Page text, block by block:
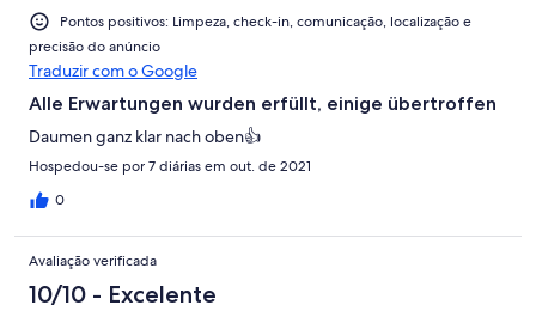
Pontos positivos: Limpeza, check-in, comunicação, localização e
precisão do anúncio
Traduzir com o Google
Alle Erwartungen wurden erfüllt, einige übertroffen
Daumen ganz klar nach oben👍
Hospedou-se por 7 diárias em out. de 2021
0
Avaliação verificada
10/10 - Excelente